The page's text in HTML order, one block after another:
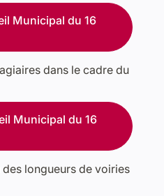
Municipal du 16
dans le cadre du
Municipal du 16
longueurs de voiries